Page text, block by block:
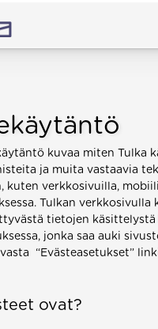
kuvaa miten Tulka
ja muita vastaavia
kuten verkkosivuilla,
Tulkan verkkosivulla
tietojen käsittelystä
jonka saa auki
“Evästeasetukset”
ovat?